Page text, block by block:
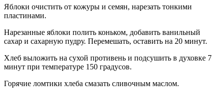
Яблоки очистить от кожуры и семян, нарезать тонкими
пластинами.
Нарезанные яблоки полить коньком, добавить ванильный
сахар и сахарную пудру. Перемешать, оставить на 20 минут.
Хлеб выложить на сухой противень и подсушить в духовке 7
минут при температуре 150 градусов.
Горячие ломтики хлеба смазать сливочным маслом.